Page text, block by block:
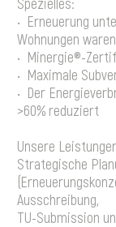
• Erneuerung
Wohnungen
• Minergie®-
• Maximale
• Der
>60% reduziert
Unsere
Strategische
Ausschreibung,
TU-Submission